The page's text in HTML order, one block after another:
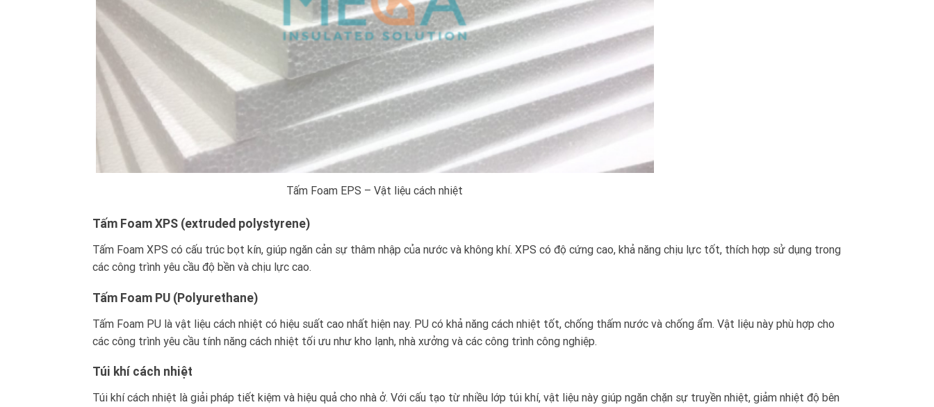
Tấm Foam EPS – Vật liệu cách nhiệt
Tấm Foam XPS (extruded polystyrene)
Tấm Foam XPS có cấu trúc bọt kín, giúp ngăn cản sự thâm nhập của nước và không khí. XPS có độ cứng cao, khả năng chịu lực tốt, thích hợp sử dụng trong
các công trình yêu cầu độ bền và chịu lực cao.
Tấm Foam PU (Polyurethane)
Tấm Foam PU là vật liệu cách nhiệt có hiệu suất cao nhất hiện nay. PU có khả năng cách nhiệt tốt, chống thấm nước và chống ẩm. Vật liệu này phù hợp cho
các công trình yêu cầu tính năng cách nhiệt tối ưu như kho lạnh, nhà xưởng và các công trình công nghiệp.
Túi khí cách nhiệt
Túi khí cách nhiệt là giải pháp tiết kiệm và hiệu quả cho nhà ở. Với cấu tạo từ nhiều lớp túi khí, vật liệu này giúp ngăn chặn sự truyền nhiệt, giảm nhiệt độ bên